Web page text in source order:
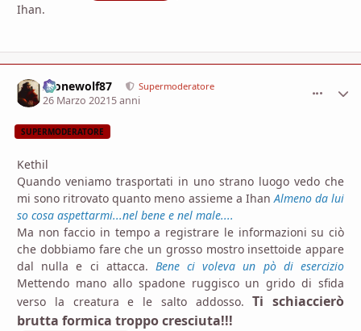
Ihan.
Alonewolf87 Supermoderatore
26 Marzo 20215 anni
SUPERMODERATORE
Kethil
Quando veniamo trasportati in uno strano luogo vedo che
mi sono ritrovato quanto meno assieme a IhanAlmeno da lui
so cosa aspettarmi...nel bene e nel male....
Ma non faccio in tempo a registrare le informazioni su ciò
che dobbiamo fare che un grosso mostro insettoide appare
dal nulla e ci attacca. Bene ci voleva un pò di esercizio
Mettendo mano allo spadone ruggisco un grido di sfida
verso la creatura e le salto addosso.Ti schiaccierò
brutta formica troppo cresciuta!!!